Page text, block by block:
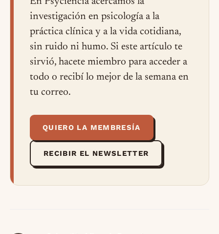
investigación en psicología a la
práctica clínica y a la vida cotidiana,
sin ruido ni humo. Si este artículo te
sirvió, hacete miembro para acceder a
todo o recibí lo mejor de la semana en
tu correo.
QUIERO LA MEMBRESÍA
RECIBIR EL NEWSLETTER